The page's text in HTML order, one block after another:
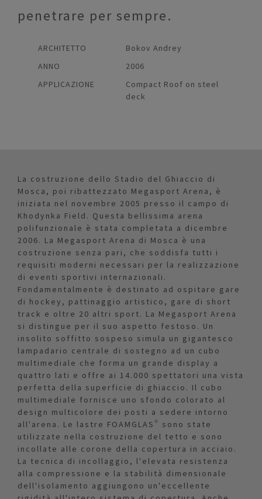
penetrare per sempre.
ARCHITETTO
Bokov Andrey
ANNO
2006
APPLICAZIONE
Compact Roof on steel
deck
La costruzione dello Stadio del Ghiaccio di
Mosca, poi ribattezzato Megasport Arena, è
iniziata nel novembre 2005 presso il campo di
Khodynka Field. Questa bellissima arena
polifunzionale è stata completata a dicembre
2006. La Megasport Arena di Mosca è una
costruzione senza pari, che soddisfa tutti i
requisiti moderni necessari per la realizzazione
di eventi sportivi internazionali.
Fondamentalmente è destinato ad ospitare gare
di hockey, pattinaggio artistico, gare di short
track e oltre 20 altri sport. La Megasport Arena
si distingue per il suo aspetto festoso. Un
insolito soffitto sospeso simula un gigantesco
lampadario centrale di sostegno ad un cubo
multimediale che forma un grande display a
quattro lati e offre ai 14.000 spettatori una vista
perfetta della superficie di ghiaccio. Il cubo
multimediale fornisce uno sfondo colorato al
design multicolore dei posti a sedere intorno
all'arena. Le lastre FOAMGLAS® sono state
utilizzate nella costruzione del tetto e sono
incollate alle corone della copertura in acciaio.
La tecnica di incollaggio, l'elevata resistenza
alla compressione e la stabilità dimensionale
dell'isolamento aggiungono un'eccellente